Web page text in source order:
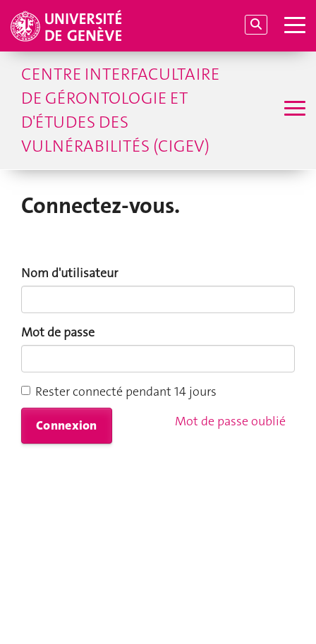
CENTRE INTERFACULTAIRE
DE GÉRONTOLOGIE ET
D'ÉTUDES DES
VULNÉRABILITÉS (CIGEV)
Connectez-vous.
Nom d'utilisateur
Mot de passe
Rester connecté pendant 14 jours
Connexion
Mot de passe oublié